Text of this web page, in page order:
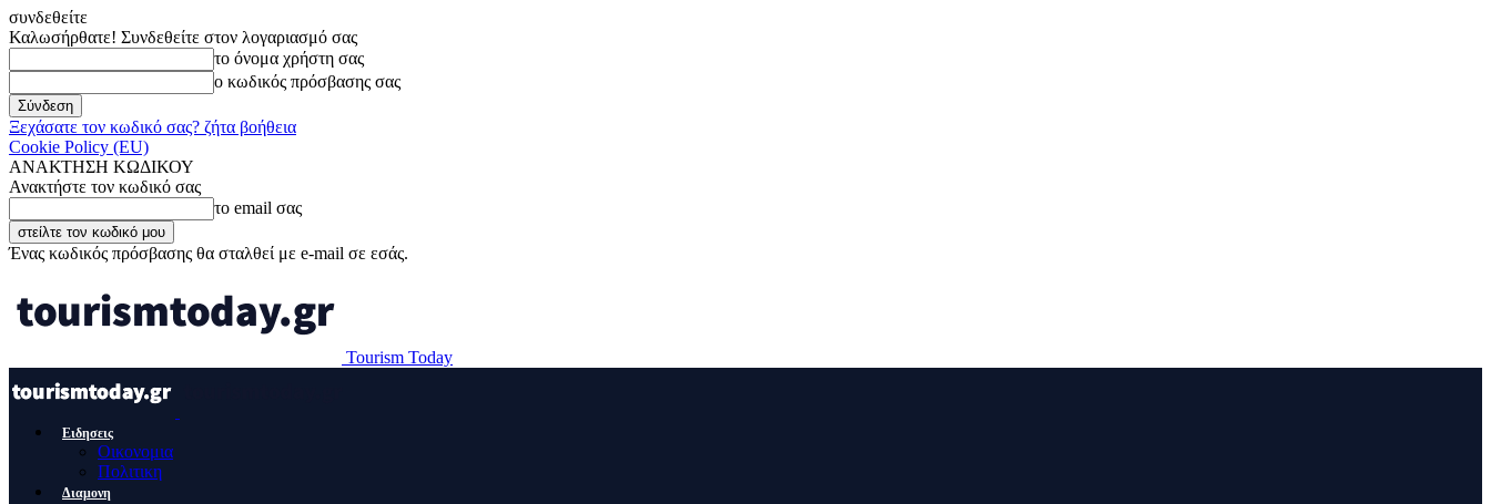
συνδεθείτε
Καλωσήρθατε! Συνδεθείτε στον λογαριασμό σας
το όνομα χρήστη σας
ο κωδικός πρόσβασης σας
Ξεχάσατε τον κωδικό σας? ζήτα βοήθεια
Cookie Policy (EU)
ΑΝΑΚΤΗΣΗ ΚΩΔΙΚΟΥ
Ανακτήστε τον κωδικό σας
το email σας
Ένας κωδικός πρόσβασης θα σταλθεί με e-mail σε εσάς.
Tourism Today
Ειδησεις
Οικονομια
Πολιτικη
Διαμονη